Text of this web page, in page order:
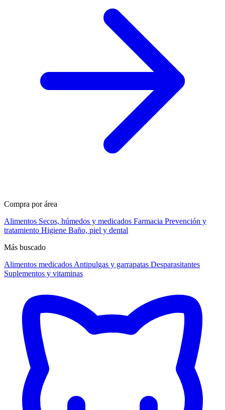
Compra por área
Alimentos Secos, húmedos y medicados Farmacia Prevención y
tratamiento Higiene Baño, piel y dental
Más buscado
Alimentos medicados Antipulgas y garrapatas Desparasitantes
Suplementos y vitaminas